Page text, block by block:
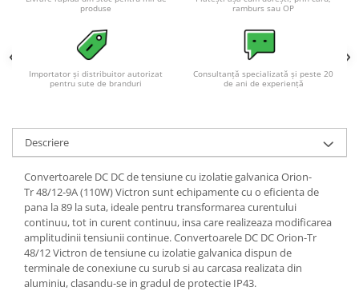
produse
ramburs sau OP
Importator și distribuitor autorizat
pentru sute de branduri
Consultanță specializată și peste 20
de ani de experiență
Descriere
Convertoarele DC DC de tensiune cu izolatie galvanica Orion-
Tr 48/12-9A (110W) Victron sunt echipamente cu o eficienta de
pana la 89 la suta, ideale pentru transformarea curentului
continuu, tot in curent continuu, insa care realizeaza modificarea
amplitudinii tensiunii continue. Convertoarele DC DC Orion-Tr
48/12 Victron de tensiune cu izolatie galvanica dispun de
terminale de conexiune cu surub si au carcasa realizata din
aluminiu, clasandu-se in gradul de protectie IP43.